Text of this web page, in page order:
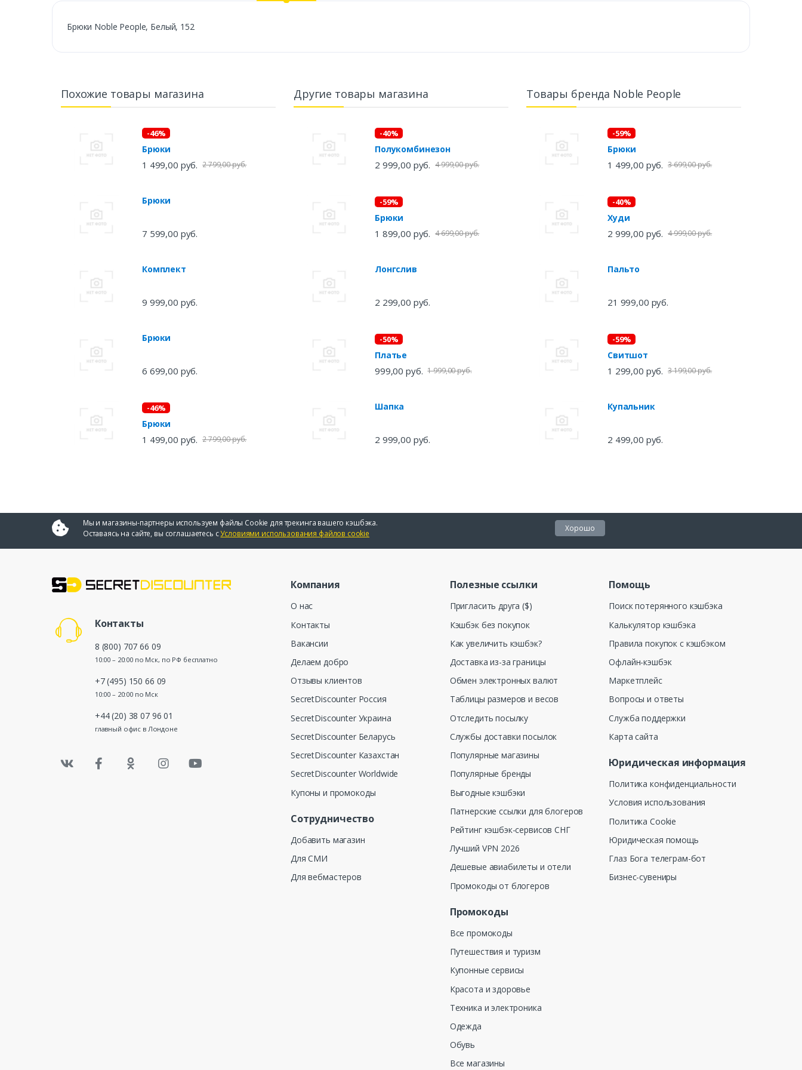
Брюки Noble People, Белый, 152
Похожие товары магазина
-46%
Брюки
1 499,00 руб. 2 799,00 руб.
Брюки
7 599,00 руб.
Комплект
9 999,00 руб.
Брюки
6 699,00 руб.
-46%
Брюки
1 499,00 руб. 2 799,00 руб.
Другие товары магазина
-40%
Полукомбинезон
2 999,00 руб. 4 999,00 руб.
-59%
Брюки
1 899,00 руб. 4 699,00 руб.
Лонгслив
2 299,00 руб.
-50%
Платье
999,00 руб. 1 999,00 руб.
Шапка
2 999,00 руб.
Товары бренда Noble People
-59%
Брюки
1 499,00 руб. 3 699,00 руб.
-40%
Худи
2 999,00 руб. 4 999,00 руб.
Пальто
21 999,00 руб.
-59%
Свитшот
1 299,00 руб. 3 199,00 руб.
Купальник
2 499,00 руб.
Мы и магазины-партнеры используем файлы Cookie для трекинга вашего кэшбэка.
Оставаясь на сайте, вы соглашаетесь сУсловиями использования файлов cookie
Хорошо
Контакты
8 (800) 707 66 09
10:00 – 20:00 по Мск, по РФ бесплатно
+7 (495) 150 66 09
10:00 – 20:00 по Мск
+44 (20) 38 07 96 01
главный офис в Лондоне
Компания
О нас
Контакты
Вакансии
Делаем добро
Отзывы клиентов
SecretDiscounter Россия
SecretDiscounter Украина
SecretDiscounter Беларусь
SecretDiscounter Казахстан
SecretDiscounter Worldwide
Купоны и промокоды
Сотрудничество
Добавить магазин
Для СМИ
Для вебмастеров
Полезные ссылки
Пригласить друга ($)
Кэшбэк без покупок
Как увеличить кэшбэк?
Доставка из-за границы
Обмен электронных валют
Таблицы размеров и весов
Отследить посылку
Службы доставки посылок
Популярные магазины
Популярные бренды
Выгодные кэшбэки
Патнерские ссылки для блогеров
Рейтинг кэшбэк-сервисов СНГ
Лучший VPN 2026
Дешевые авиабилеты и отели
Промокоды от блогеров
Промокоды
Все промокоды
Путешествия и туризм
Купонные сервисы
Красота и здоровье
Техника и электроника
Одежда
Обувь
Все магазины
Помощь
Поиск потерянного кэшбэка
Калькулятор кэшбэка
Правила покупок с кэшбэком
Офлайн-кэшбэк
Маркетплейс
Вопросы и ответы
Служба поддержки
Карта сайта
Юридическая информация
Политика конфиденциальности
Условия использования
Политика Cookie
Юридическая помощь
Глаз Бога телеграм-бот
Бизнес-сувениры